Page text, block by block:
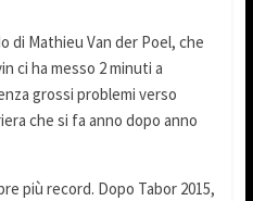
di Mathieu Van der Poel, che
ci ha messo 2 minuti a
grossi problemi verso
che si fa anno dopo anno
più record. Dopo Tabor 2015,